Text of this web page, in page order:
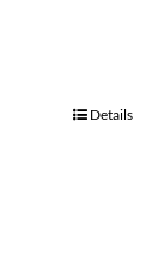
Details